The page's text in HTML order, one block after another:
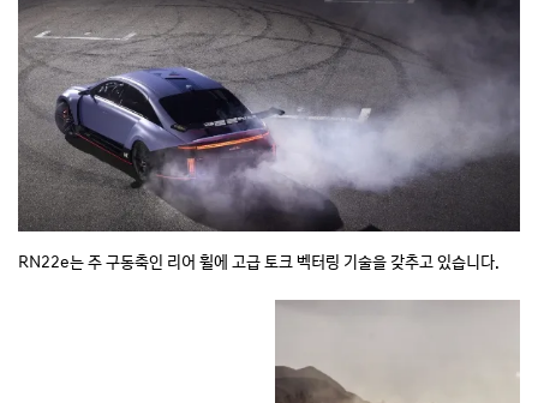
RN22e는 주 구동축인 리어 휠에 고급 토크 벡터링 기술을 갖추고 있습니다.